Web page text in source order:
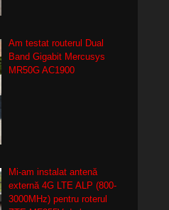
Am testat routerul Dual
Band Gigabit Mercusys
MR50G AC1900
Mi-am instalat antenă
externă 4G LTE ALP (800-
3000MHz) pentru roterul